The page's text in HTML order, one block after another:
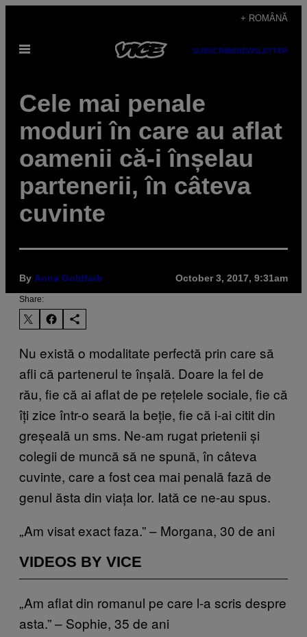
content
+ ROMÂNĂ
Open
SUBSCRIBENEWSLETTER
Cele mai penale
moduri în care au aflat
oamenii că-i înșelau
partenerii, în câteva
cuvinte
By Anna Goldfarb October 3, 2017, 9:31am
Share:
Nu există o modalitate perfectă prin care să
afli că partenerul te înșală. Doare la fel de
rău, fie că ai aflat de pe rețelele sociale, fie că
îți zice într-o seară la beție, fie că i-ai citit din
greșeală un sms. Ne-am rugat prietenii și
colegii de muncă să ne spună, în câteva
cuvinte, care a fost cea mai penală fază de
genul ăsta din viața lor. Iată ce ne-au spus.
„Am visat exact faza.” – Morgana, 30 de ani
VIDEOS BY VICE
„Am aflat din romanul pe care l-a scris despre
asta.” – Sophie, 35 de ani